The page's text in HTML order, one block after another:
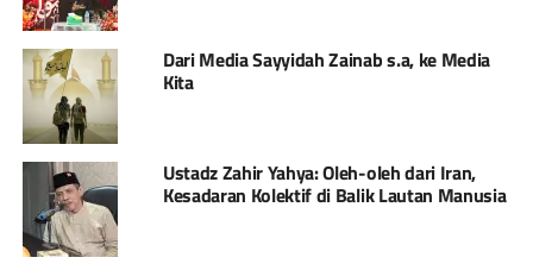
Dari Media Sayyidah Zainab s.a, ke Media
Kita
Ustadz Zahir Yahya: Oleh-oleh dari Iran,
Kesadaran Kolektif di Balik Lautan Manusia